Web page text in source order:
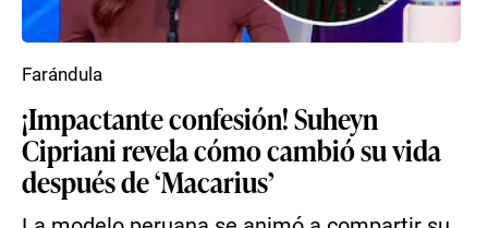
¡Impactante confesión! Suheyn
Cipriani revela cómo cambió su vida
después de ‘Macarius’
Farándula